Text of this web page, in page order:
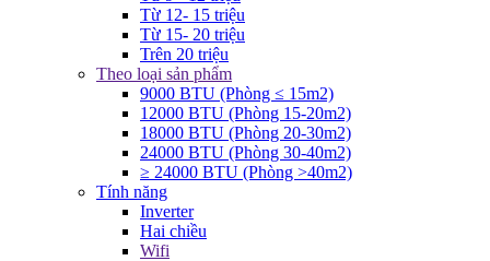
Từ 12- 15 triệu
Từ 15- 20 triệu
Trên 20 triệu
Theo loại sản phẩm
9000 BTU (Phòng ≤ 15m2)
12000 BTU (Phòng 15-20m2)
18000 BTU (Phòng 20-30m2)
24000 BTU (Phòng 30-40m2)
≥ 24000 BTU (Phòng >40m2)
Tính năng
Inverter
Hai chiều
Wifi